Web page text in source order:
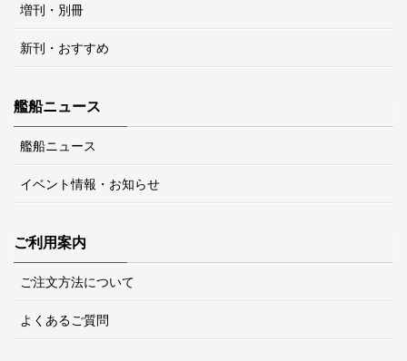
増刊・別冊
新刊・おすすめ
艦船ニュース
艦船ニュース
イベント情報・お知らせ
ご利用案内
ご注文方法について
よくあるご質問